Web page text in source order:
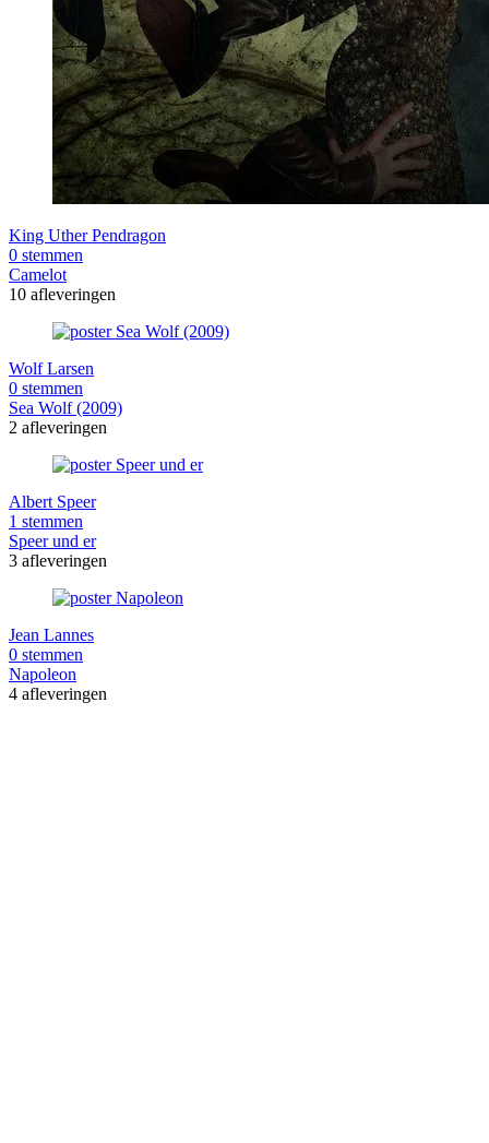
King Uther Pendragon
0 stemmen
Camelot
10 afleveringen
Wolf Larsen
0 stemmen
Sea Wolf (2009)
2 afleveringen
Albert Speer
1 stemmen
Speer und er
3 afleveringen
Jean Lannes
0 stemmen
Napoleon
4 afleveringen